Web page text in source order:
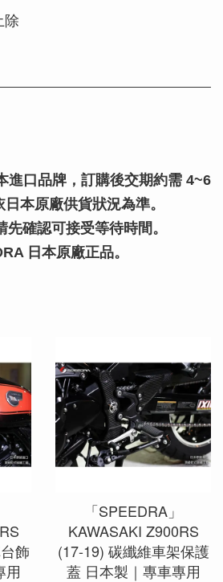
除
進口品牌，訂購後交期約需 4~6
本原廠供貨狀況為準。
確認可接受等待時間。
日本原廠正品。
飾
用
「SPEEDRA」
KAWASAKI Z900RS
(17-19) 碳纖維車架保護
蓋 日本製｜專車專用